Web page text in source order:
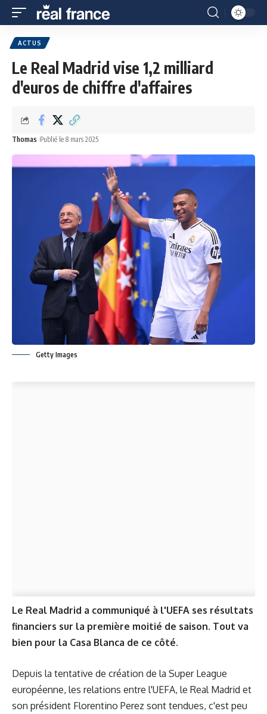
ACTUS
Le Real Madrid vise 1,2 milliard
d'euros de chiffre d'affaires
Thomas Publié le 8 mars 2025
Getty Images
Le Real Madrid a communiqué à l'UEFA ses résultats
financiers sur la première moitié de saison. Tout va
bien pour la Casa Blanca de ce côté.
Depuis la tentative de création de la Super League
européenne, les relations entre l'UEFA, le Real Madrid et
son président Florentino Perez sont tendues, c'est peu